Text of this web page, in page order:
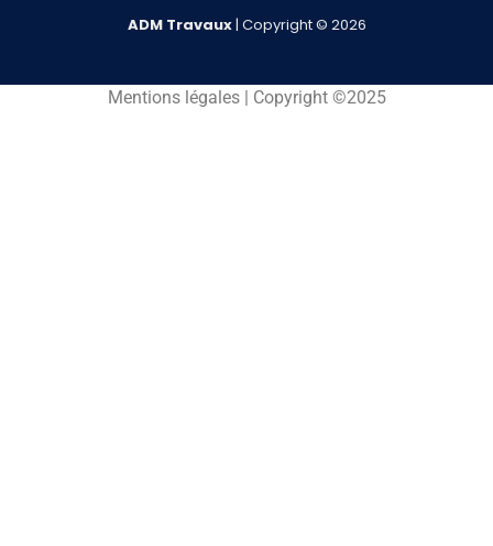
ADM Travaux| Copyright © 2026
Mentions légales | Copyright ©2025